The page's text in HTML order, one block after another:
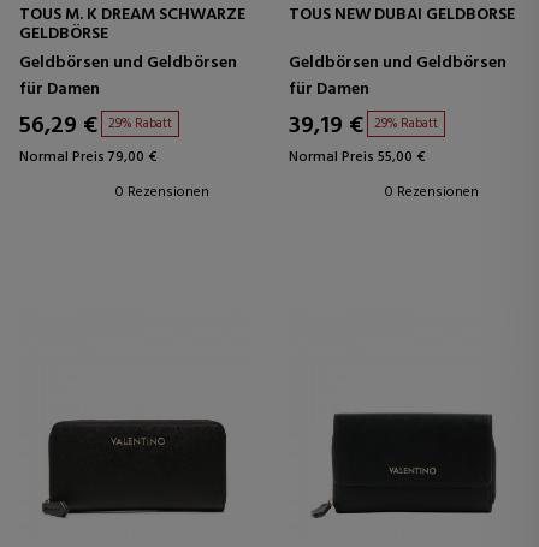
TOUS M. K DREAM SCHWARZE
GELDBÖRSE
Geldbörsen und Geldbörsen
für Damen
56,29 € 29% Rabatt
Normal Preis 79,00 €
0 Rezensionen
TOUS NEW DUBAI GELDBÖRSE
Geldbörsen und Geldbörsen
für Damen
39,19 € 29% Rabatt
Normal Preis 55,00 €
0 Rezensionen